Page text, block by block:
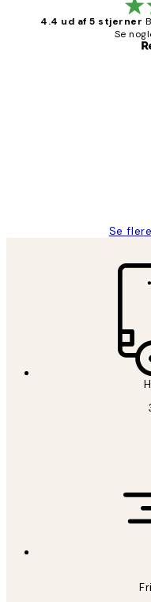
4.4 ud af 5 stjerner
Se
Se